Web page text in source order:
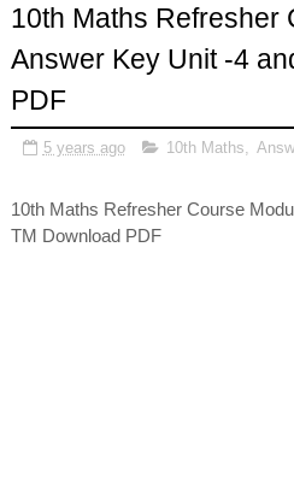
10th Maths Refresher
Answer Key Unit -4
PDF
5 years ago 10th Maths
10th Maths Refresher Course
TM Download PDF